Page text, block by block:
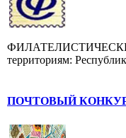
ФИЛАТЕЛИСТИЧЕСКИЕ
территориям:
ПОЧТОВЫЙ